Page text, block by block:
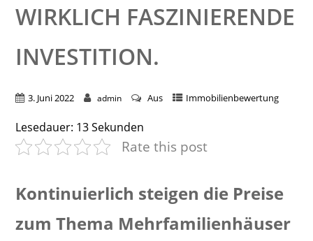
WIRKLICH FASZINIERENDE
INVESTITION.
3. Juni 2022 admin Aus Immobilienbewertung
Lesedauer: 13Sekunden
Rate this post
Kontinuierlich steigen die Preise
zum Thema Mehrfamilienhäuser